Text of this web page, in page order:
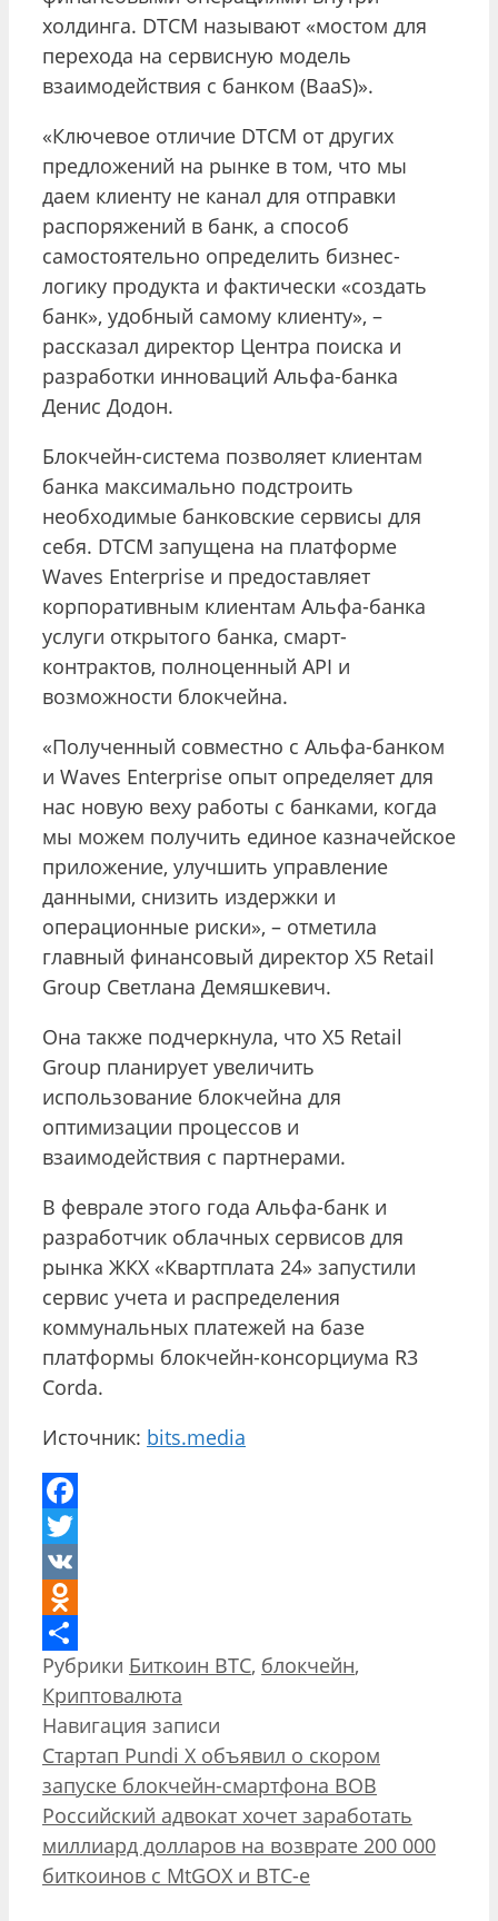
холдинга. DTCM называют «мостом для
перехода на сервисную модель
взаимодействия с банком (BaaS)».
«Ключевое отличие DTCM от других
предложений на рынке в том, что мы
даем клиенту не канал для отправки
распоряжений в банк, а способ
самостоятельно определить бизнес-
логику продукта и фактически «создать
банк», удобный самому клиенту», –
рассказал директор Центра поиска и
разработки инноваций Альфа-банка
Денис Додон.
Блокчейн-система позволяет клиентам
банка максимально подстроить
необходимые банковские сервисы для
себя. DTCM запущена на платформе
Waves Enterprise и предоставляет
корпоративным клиентам Альфа-банка
услуги открытого банка, смарт-
контрактов, полноценный API и
возможности блокчейна.
«Полученный совместно с Альфа-банком
и Waves Enterprise опыт определяет для
нас новую веху работы с банками, когда
мы можем получить единое казначейское
приложение, улучшить управление
данными, снизить издержки и
операционные риски», – отметила
главный финансовый директор X5 Retail
Group Светлана Демяшкевич.
Она также подчеркнула, что X5 Retail
Group планирует увеличить
использование блокчейна для
оптимизации процессов и
взаимодействия с партнерами.
В феврале этого года Альфа-банк и
разработчик облачных сервисов для
рынка ЖКХ «Квартплата 24» запустили
сервис учета и распределения
коммунальных платежей на базе
платформы блокчейн-консорциума R3
Corda.
Источник: bits.media
Facebook
Twitter
VK
Odnoklassniki
Отправить
Рубрики Биткоин BTC, блокчейн,
Криптовалюта
Навигация записи
Стартап Pundi X объявил о скором
запуске блокчейн-смартфона BOB
Российский адвокат хочет заработать
миллиард долларов на возврате 200 000
биткоинов с MtGOX и BTC-e